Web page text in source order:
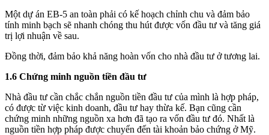
Một dự án EB-5 an toàn phải có kế hoạch chỉnh chu và đảm bảo
tính minh bạch sẽ nhanh chóng thu hút được vốn đầu tư và tăng giá
trị lợi nhuận về sau.
Đồng thời, đảm bảo khả năng hoàn vốn cho nhà đầu tư ở tương lai.
1.6 Chứng minh nguồn tiền đầu tư
Nhà đầu tư cần chắc chắn nguồn tiền đầu tư của mình là hợp pháp,
có được từ việc kinh doanh, đầu tư hay thừa kế. Bạn cũng cần
chứng minh những nguồn xa hơn đã tạo ra vốn đầu tư đó. Nhất là
nguồn tiền hợp pháp được chuyển đến tài khoản bảo chứng ở Mỹ.